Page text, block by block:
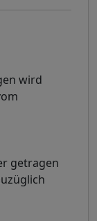
wird
getragen